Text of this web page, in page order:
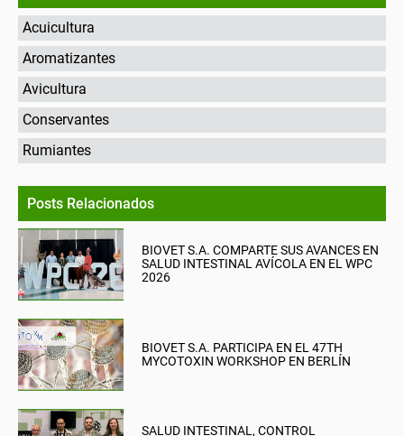
Acuicultura
Aromatizantes
Avicultura
Conservantes
Rumiantes
Posts Relacionados
BIOVET S.A. COMPARTE SUS AVANCES EN
SALUD INTESTINAL AVÍCOLA EN EL WPC
2026
BIOVET S.A. PARTICIPA EN EL 47TH
MYCOTOXIN WORKSHOP EN BERLÍN
SALUD INTESTINAL, CONTROL